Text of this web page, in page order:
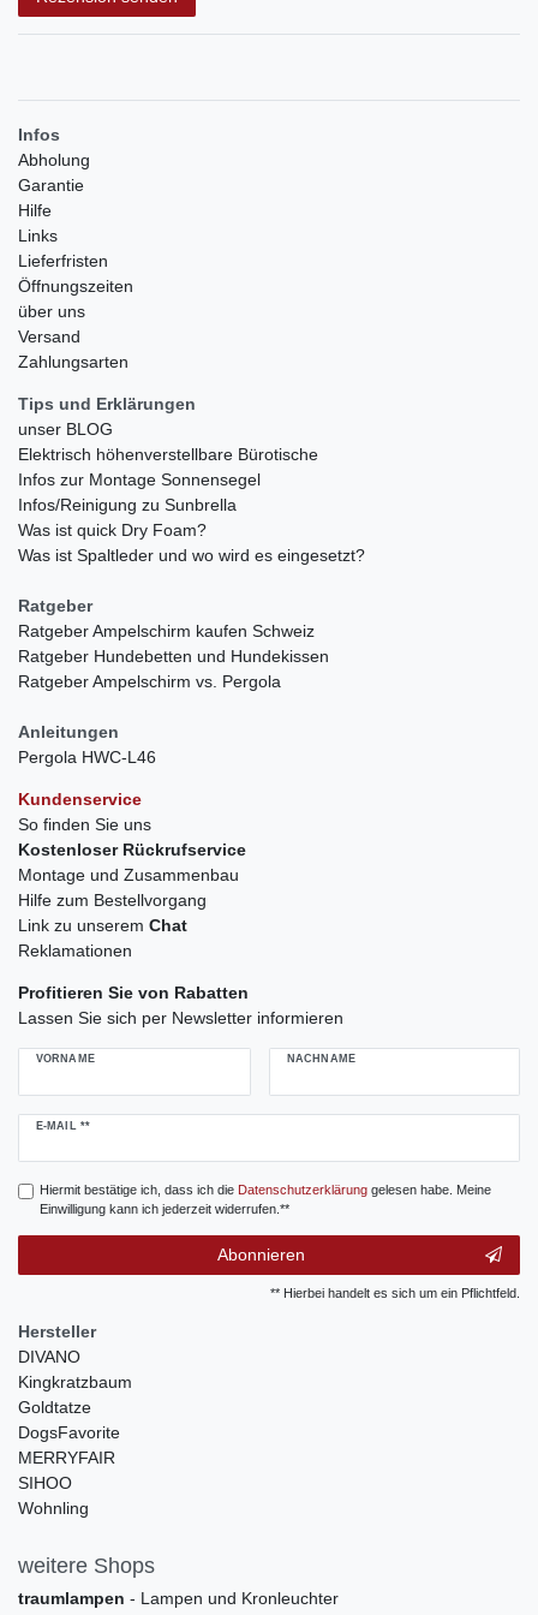
Infos
Abholung
Garantie
Hilfe
Links
Lieferfristen
Öffnungszeiten
über uns
Versand
Zahlungsarten
Tips und Erklärungen
unser BLOG
Elektrisch höhenverstellbare Bürotische
Infos zur Montage Sonnensegel
Infos/Reinigung zu Sunbrella
Was ist quick Dry Foam?
Was ist Spaltleder und wo wird es eingesetzt?
Ratgeber
Ratgeber Ampelschirm kaufen Schweiz
Ratgeber Hundebetten und Hundekissen
Ratgeber Ampelschirm vs. Pergola
Anleitungen
Pergola HWC-L46
Kundenservice
So finden Sie uns
Kostenloser Rückrufservice
Montage und Zusammenbau
Hilfe zum Bestellvorgang
Link zu unserem Chat
Reklamationen
Profitieren Sie von Rabatten
Lassen Sie sich per Newsletter informieren
VORNAME NACHNAME
E-MAIL **
Newsletter
Hiermit bestätige ich, dass ich die Daten­schutz­erklärunggelesen habe. Meine
Einwilligung kann ich jederzeit widerrufen.**
Abonnieren
** Hierbei handelt es sich um ein Pflichtfeld.
Hersteller
DIVANO
Kingkratzbaum
Goldtatze
DogsFavorite
MERRYFAIR
SIHOO
Wohnling
weitere Shops
traumlampen - Lampen und Kronleuchter